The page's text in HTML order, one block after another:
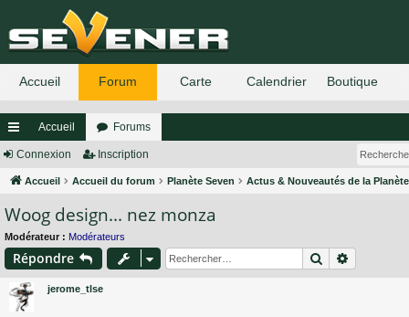
ac
co
ur
ci
Accueil Forums
Connexion Inscription
Accueil Accueil du forum Planète Seven Actus & Nouveautés de la
Woog design... nez monza
Modérateur : Modérateurs
Répondre Rechercher
jerome_tlse